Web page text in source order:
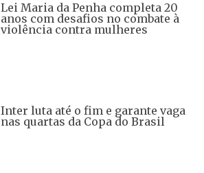
Lei Maria da Penha completa 20
anos com desafios no combate à
violência contra mulheres
Inter luta até o fim e garante vaga
nas quartas da Copa do Brasil